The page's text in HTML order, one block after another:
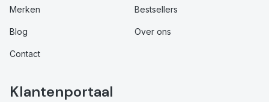
Merken Bestsellers
Blog Over ons
Contact
Klantenportaal